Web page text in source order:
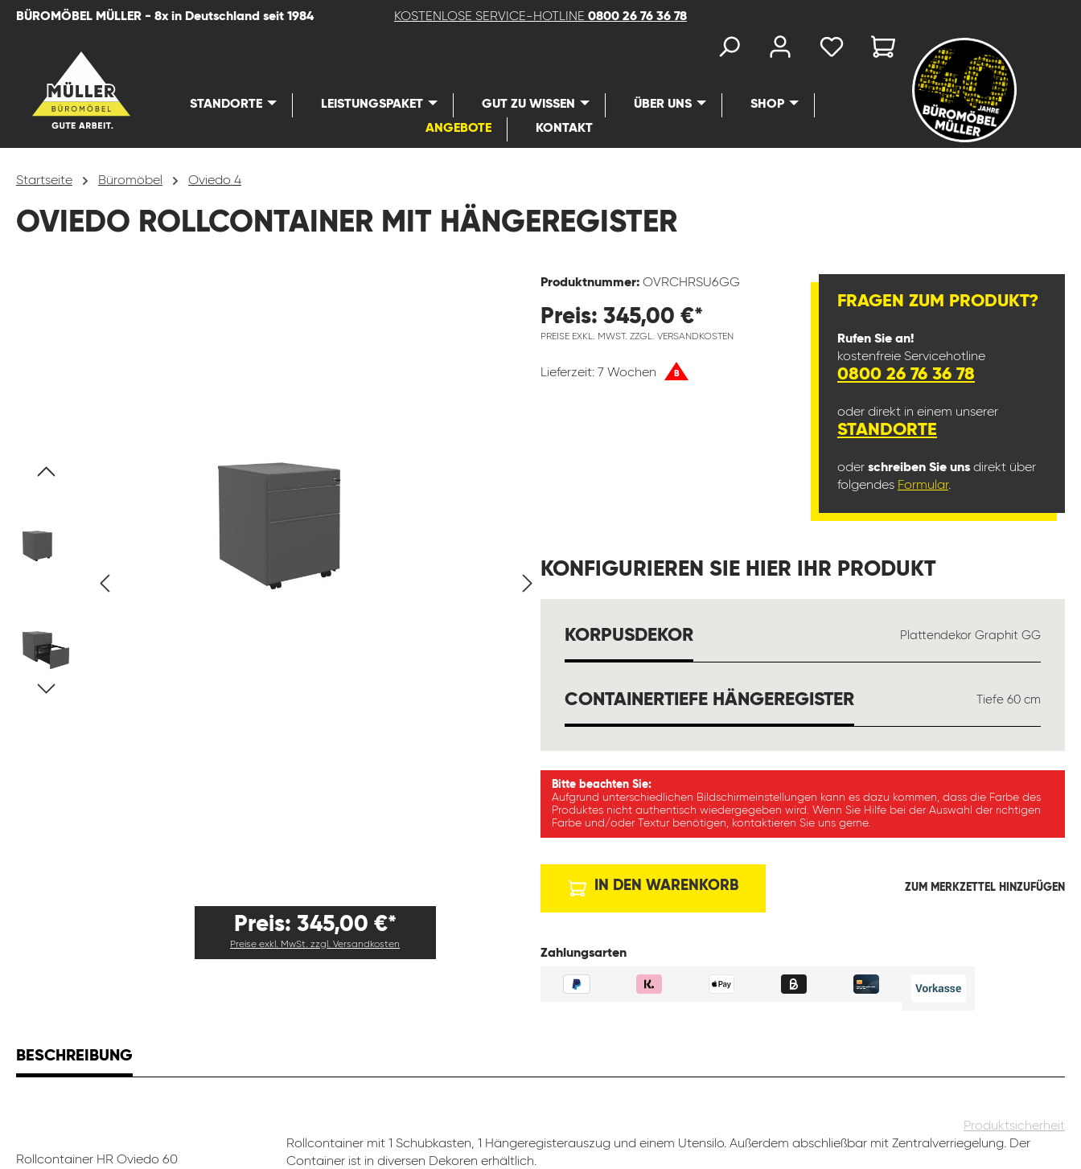
Zur Hauptnavigation springen
BÜROMÖBEL MÜLLER - 8x in Deutschland seit 1984 KOSTENLOSE SERVICE-HOTLINE 0800 26 76 36 78
STANDORTE LEISTUNGSPAKET GUT ZU WISSEN ÜBER UNS
SHOP
ANGEBOTE
KONTAKT
Startseite Büromöbel Oviedo 4
OVIEDO ROLLCONTAINER MIT HÄNGEREGISTER
Preis: 345,00 €*
Preise exkl. MwSt. zzgl. Versandkosten
Produktnummer: OVRCHRSU6GG
Preis: 345,00 €*
PREISE EXKL. MWST. ZZGL. VERSANDKOSTEN
Lieferzeit: 7 Wochen B
FRAGEN ZUM PRODUKT?
Rufen Sie an!
kostenfreie Servicehotline
0800 26 76 36 78
oder direkt in einem unserer
STANDORTE
oder schreiben Sie uns direkt über
folgendes Formular.
KONFIGURIEREN SIE HIER IHR PRODUKT
KORPUSDEKORAUSWÄHLEN Plattendekor Graphit GG
CONTAINERTIEFE HÄNGEREGISTERAUSWÄHLEN Tiefe 60 cm
Bitte beachten Sie:
Aufgrund unterschiedlichen Bildschirmeinstellungen kann es dazu kommen, dass die Farbe des
Produktes nicht authentisch wiedergegeben wird. Wenn Sie Hilfe bei der Auswahl der richtigen
Farbe und/oder Textur benötigen, kontaktieren Sie uns gerne.
IN DEN WARENKORB ZUM MERKZETTEL HINZUFÜGEN
Zahlungsarten
BESCHREIBUNG
Produktsicherheit
Rollcontainer HR Oviedo 60
Rollcontainer mit 1 Schubkasten, 1 Hängeregisterauszug und einem Utensilo. Außerdem abschließbar mit Zentralverriegelung. Der
Container ist in diversen Dekoren erhältlich.